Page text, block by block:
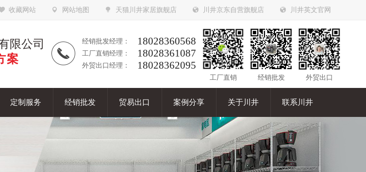
收藏网站 网站地图 天猫川井家居旗舰店 川井京东自营旗舰店 川井英文官网
经销批发经理： 18028360568
工厂直销经理： 18028361087
外贸出口经理： 18028362095
限公司
案
工厂直销 经销批发 外贸出口
定制服务 经销批发 贸易出口 案例分享 关于川井 联系川井